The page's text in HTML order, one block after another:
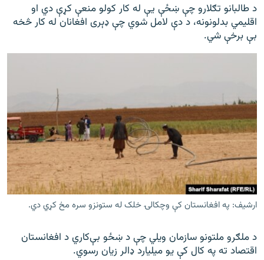
د طالبانو تګلارو چې ښځې یې له کار کولو منعې کړې دي او
اقلیمي بدلونونه، د دې لامل شوي چې ډېری افغانان له کار څخه
بې برخې شي.
ارشیف: په افغانستان کې وچکالۍ خلک له ستونزو سره مخ کړي دي.
د ملګرو ملتونو سازمان ویلي چې د ښځو بې‌کاري د افغانستان
اقتصاد ته په کال کې یو میلیارد ډالر زیان رسوي.